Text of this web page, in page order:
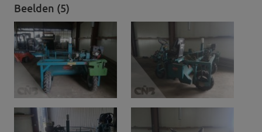
Beelden (5)